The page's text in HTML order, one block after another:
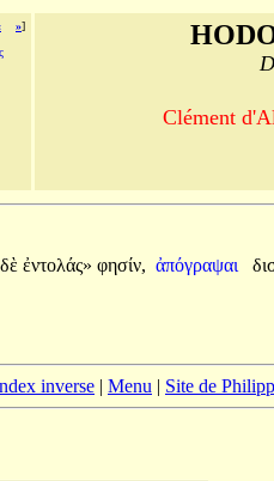
»]
Clément
δὲ ἐντολάς» φησίν, ἀπόγραψαι
inverse | Menu | Site de